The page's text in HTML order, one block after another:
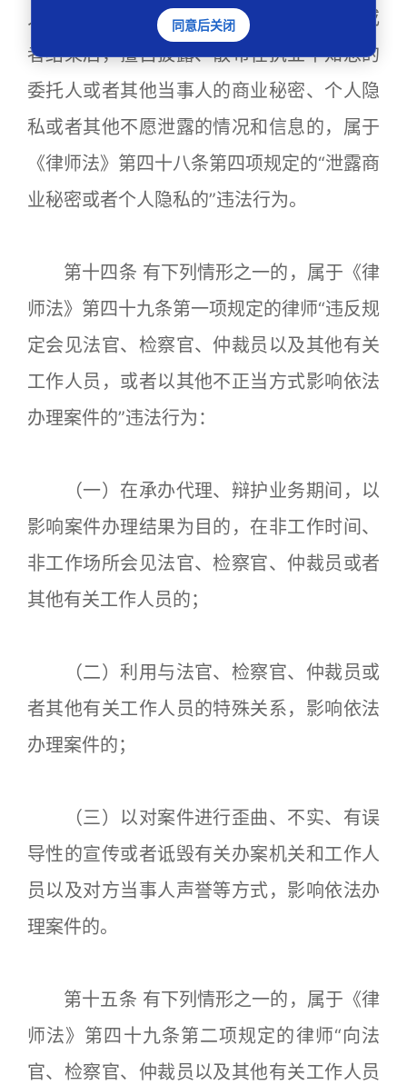
人的授权或者同意，在承办案件的过程中或
者结束后，擅自披露、散布在执业中知悉的
委托人或者其他当事人的商业秘密、个人隐
私或者其他不愿泄露的情况和信息的，属于
《律师法》第四十八条第四项规定的“泄露商
业秘密或者个人隐私的”违法行为。
第十四条 有下列情形之一的，属于《律
师法》第四十九条第一项规定的律师“违反规
定会见法官、检察官、仲裁员以及其他有关
工作人员，或者以其他不正当方式影响依法
办理案件的”违法行为：
（一）在承办代理、辩护业务期间，以
影响案件办理结果为目的，在非工作时间、
非工作场所会见法官、检察官、仲裁员或者
其他有关工作人员的；
（二）利用与法官、检察官、仲裁员或
者其他有关工作人员的特殊关系，影响依法
办理案件的；
（三）以对案件进行歪曲、不实、有误
导性的宣传或者诋毁有关办案机关和工作人
员以及对方当事人声誉等方式，影响依法办
理案件的。
第十五条 有下列情形之一的，属于《律
师法》第四十九条第二项规定的律师“向法
官、检察官、仲裁员以及其他有关工作人员
同意后关闭